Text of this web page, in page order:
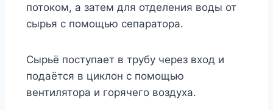
потоком, а затем для отделения воды от
сырья с помощью сепаратора.
Сырьё поступает в трубу через вход и
подаётся в циклон с помощью
вентилятора и горячего воздуха.